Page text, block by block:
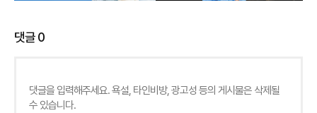
댓글0